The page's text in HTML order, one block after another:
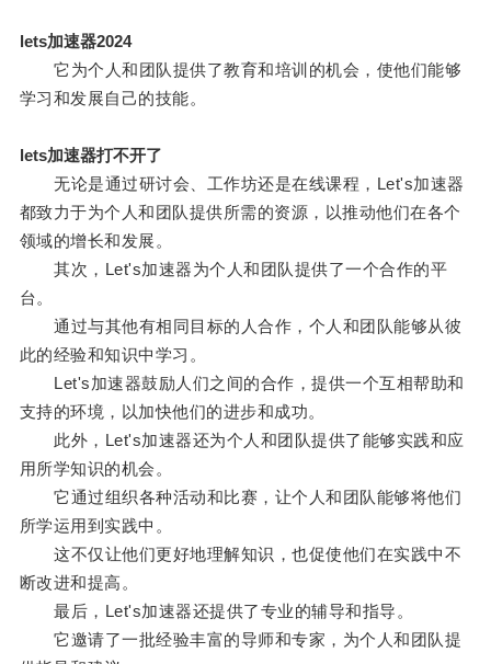
lets加速器2024
它为个人和团队提供了教育和培训的机会，使他们能够
学习和发展自己的技能。
lets加速器打不开了
无论是通过研讨会、工作坊还是在线课程，Let's加速器
都致力于为个人和团队提供所需的资源，以推动他们在各个
领域的增长和发展。
其次，Let's加速器为个人和团队提供了一个合作的平
台。
通过与其他有相同目标的人合作，个人和团队能够从彼
此的经验和知识中学习。
Let's加速器鼓励人们之间的合作，提供一个互相帮助和
支持的环境，以加快他们的进步和成功。
此外，Let's加速器还为个人和团队提供了能够实践和应
用所学知识的机会。
它通过组织各种活动和比赛，让个人和团队能够将他们
所学运用到实践中。
这不仅让他们更好地理解知识，也促使他们在实践中不
断改进和提高。
最后，Let's加速器还提供了专业的辅导和指导。
它邀请了一批经验丰富的导师和专家，为个人和团队提